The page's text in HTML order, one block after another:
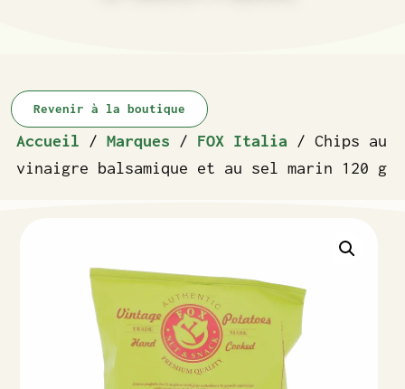
Revenir à la boutique
Accueil / Marques / FOX Italia / Chips au
vinaigre balsamique et au sel marin 120 g